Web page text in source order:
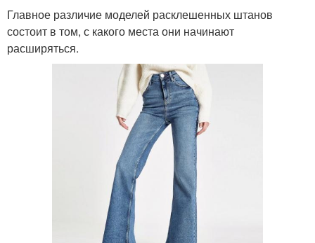
Главное различие моделей расклешенных штанов
состоит в том, с какого места они начинают
расширяться.